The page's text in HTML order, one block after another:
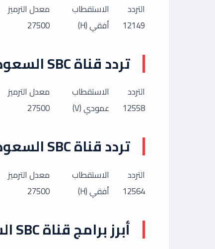
التردد الاستقطاب معدل الترميز
12149
أفقي (H) 27500
تردد قناة SBC السعودية على هوت بيرد
التردد الاستقطاب معدل الترميز
12558
عمودي (V) 27500
تردد قناة SBC السعودية على أسترا سات
التردد الاستقطاب معدل الترميز
12564
أفقي (H) 27500
أبرز برامج قناة SBC السعودية